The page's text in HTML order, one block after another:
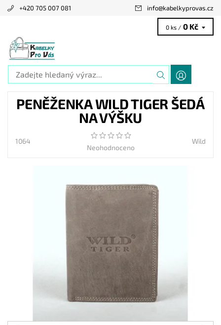
+420 705 007 081 info@kabelkyprovas.cz
0 ks / 0 Kč
PENĚŽENKA WILD TIGER ŠEDÁ
NA VÝŠKU
1064
Neohodnoceno
Wild